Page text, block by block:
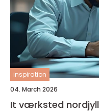
inspiration
04. March 2026
It værksted nordjylland sådan